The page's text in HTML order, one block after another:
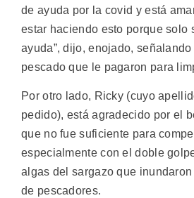
de ayuda por la covid y está
estar haciendo esto porque solo
ayuda”, dijo, enojado,
pescado que le pagaron para
Por otro lado, Ricky (cuyo
pedido), está agradecido por el
que no fue suficiente para
especialmente con el doble
algas del sargazo que
de pescadores.